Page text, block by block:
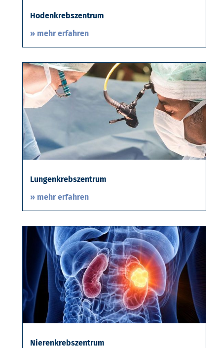
Hodenkrebszentrum
» mehr erfahren
Lungenkrebszentrum
» mehr erfahren
Nierenkrebszentrum